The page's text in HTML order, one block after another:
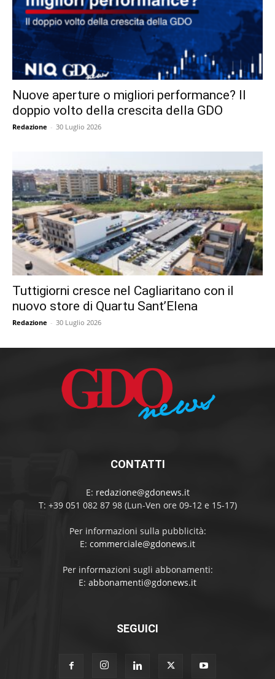
Nuove aperture o migliori performance? Il
doppio volto della crescita della GDO
Redazione - 30 Luglio 2026
Tuttigiorni cresce nel Cagliaritano con il
nuovo store di Quartu Sant’Elena
Redazione - 30 Luglio 2026
CONTATTI
E: redazione@gdonews.it
T: +39 051 082 87 98 (Lun-Ven ore 09-12 e 15-17)
Per informazioni sulla pubblicità:
E: commerciale@gdonews.it
Per informazioni sugli abbonamenti:
E: abbonamenti@gdonews.it
SEGUICI